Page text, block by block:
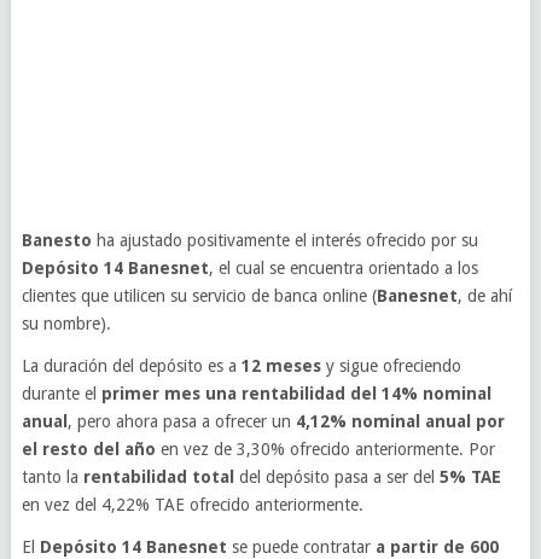
Banesto ha ajustado positivamente el interés ofrecido por su
Depósito 14 Banesnet, el cual se encuentra orientado a los
clientes que utilicen su servicio de banca online (Banesnet, de ahí
su nombre).
La duración del depósito es a 12 mesesy sigue ofreciendo
durante el primer mes una rentabilidad del 14% nominal
anual , pero ahora pasa a ofrecer un 4,12% nominal anual por
el resto del año en vez de 3,30% ofrecido anteriormente. Por
tanto la rentabilidad total del depósito pasa a ser del 5% TAE
en vez del 4,22% TAE ofrecido anteriormente.
El Depósito 14 Banesnet se puede contratar a partir de 600